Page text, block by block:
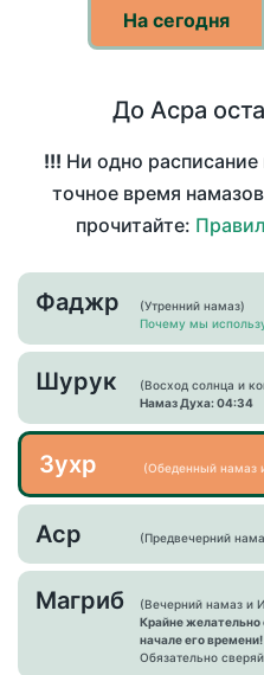
На сегодня
До Асра
!!! Ни одно расписание
точное время
прочитайте:
Фаджр
(Утренний намаз)
Почему мы
Шурук
(Восход солнца и
Намаз Духа: 04:34
Зухр (Обеденный намаз
Аср (Предвечерний
Магриб
(Вечерний намаз и
Крайне
начале его времени!
Обязательно